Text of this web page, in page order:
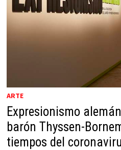
ARTE
Expresionismo
barón Thyssen-
tiempos del